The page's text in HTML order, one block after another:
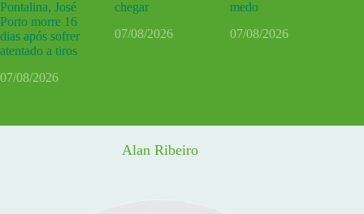
Pontalina, José
Porto morre 16
dias após sofrer
atentado a tiros
07/08/2026
chegar
07/08/2026
medo
07/08/2026
Alan Ribeiro